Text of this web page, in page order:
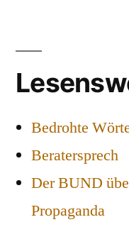
Bedrohte
Beratersprech
Der BUND
Propaganda